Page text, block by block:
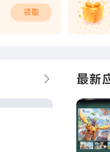
领取
更多 最新